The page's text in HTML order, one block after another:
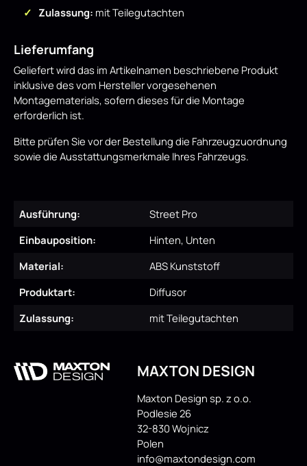
Zulassung: mit Teilegutachten
Lieferumfang
Geliefert wird das im Artikelnamen beschriebene Produkt
inklusive des vom Hersteller vorgesehenen
Montagematerials, sofern dieses für die Montage
erforderlich ist.
Bitte prüfen Sie vor der Bestellung die Fahrzeugzuordnung
sowie die Ausstattungsmerkmale Ihres Fahrzeugs.
Ausführung:
Street Pro
Einbauposition:
Hinten, Unten
Material:
ABS Kunststoff
Produktart:
Diffusor
Zulassung:
mit Teilegutachten
MAXTON DESIGN
Maxton Design sp. z o.o.
Podlesie 26
32-830 Wojnicz
Polen
info@maxtondesign.com